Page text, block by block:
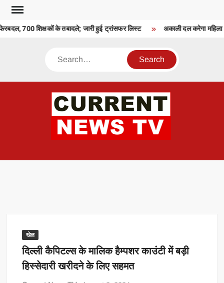
Skip
content700 शिक्षकों के तबादले; जारी हुई ट्रांसफर लिस्ट अकाली दल करेगा
Search
खेल
दिल्ली कैपिटल्स के मालिक हैम्पशर काउंटी में बड़ी
हिस्सेदारी खरीदने के लिए सहमत